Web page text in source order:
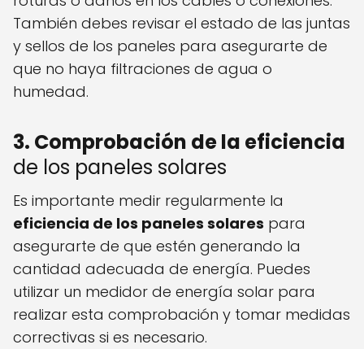
También debes revisar el estado de las juntas
y sellos de los paneles para asegurarte de
que no haya filtraciones de agua o
humedad.
3. Comprobación de la eficiencia
de los paneles solares
Es importante medir regularmente la
eficiencia de los paneles solares para
asegurarte de que estén generando la
cantidad adecuada de energía. Puedes
utilizar un medidor de energía solar para
realizar esta comprobación y tomar medidas
correctivas si es necesario.